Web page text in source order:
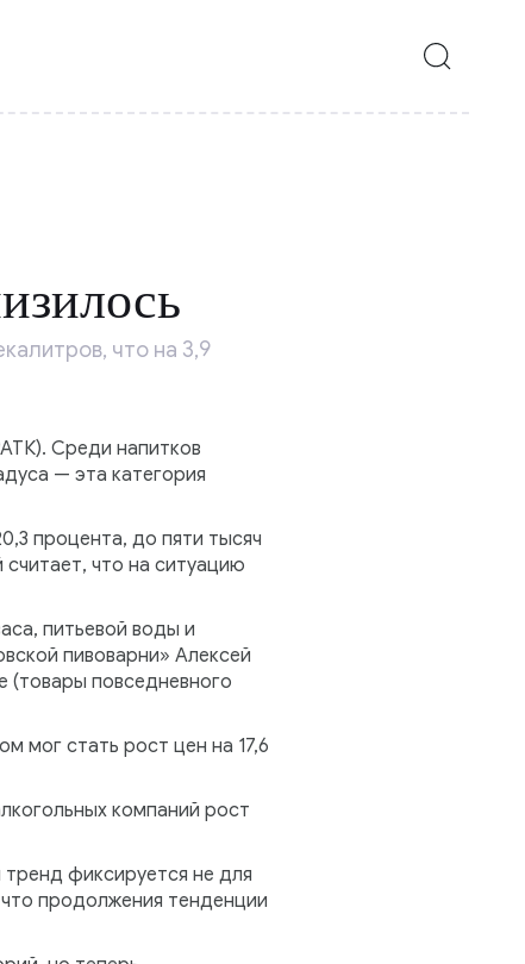
что на 3,9
Среди напитков
— эта категория
процента, до пяти тысяч
что на ситуацию
питьевой воды и
пивоварни» Алексей
(товары повседневного
мог стать рост цен на 17,6
компаний рост
фиксируется не для
продолжения тенденции